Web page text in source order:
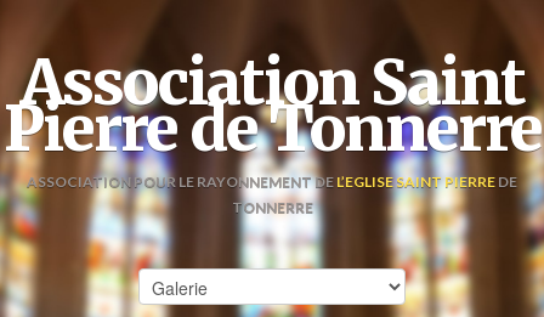
Association Saint
Pierre de Tonnerre
ASSOCIATION POUR LE RAYONNEMENT DE L’EGLISE SAINT PIERRE DE
TONNERRE